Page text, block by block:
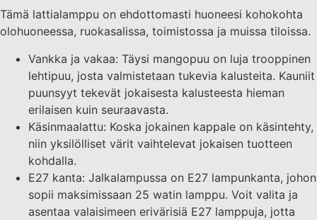
Tämä lattialamppu on ehdottomasti huoneesi kohokohta
olohuoneessa, ruokasalissa, toimistossa ja muissa tiloissa.
Vankka ja vakaa: Täysi mangopuu on luja trooppinen
lehtipuu, josta valmistetaan tukevia kalusteita. Kauniit
puunsyyt tekevät jokaisesta kalusteesta hieman
erilaisen kuin seuraavasta.
Käsinmaalattu: Koska jokainen kappale on käsintehty,
niin yksilölliset värit vaihtelevat jokaisen tuotteen
kohdalla.
E27 kanta: Jalkalampussa on E27 lampunkanta, johon
sopii maksimissaan 25 watin lamppu. Voit valita ja
asentaa valaisimeen erivärisiä E27 lamppuja, jotta